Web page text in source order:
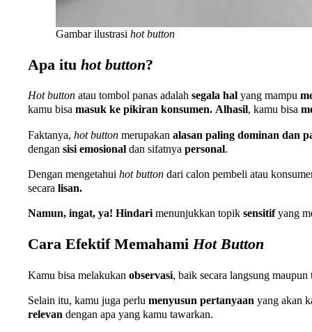
Gambar ilustrasi hot button
Apa itu hot button?
Hot button atau tombol panas adalah segala hal yang mampu
kamu bisa masuk ke pikiran konsumen. Alhasil, kamu bisa
Faktanya, hot button merupakan alasan paling dominan dan
dengan sisi emosional dan sifatnya personal.
Dengan mengetahui hot button dari calon pembeli atau
secara lisan.
Namun, ingat, ya! Hindarimenunjukkan topik sensitifyang
Cara Efektif Memahami Hot Button
Kamu bisa melakukan observasi, baik secara langsung
Selain itu, kamu juga perlu menyusun pertanyaan yang akan
relevan dengan apa yang kamu tawarkan.